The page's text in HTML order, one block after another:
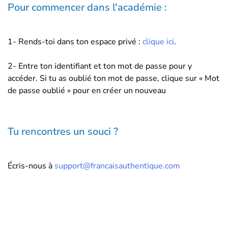
Pour commencer dans l'académie :
1- Rends-toi dans ton espace privé : clique ici.
2- Entre ton identifiant et ton mot de passe pour y
accéder. Si tu as oublié ton mot de passe, clique sur « Mot
de passe oublié » pour en créer un nouveau
Tu rencontres un souci ?
Écris-nous à support@francaisauthentique.com